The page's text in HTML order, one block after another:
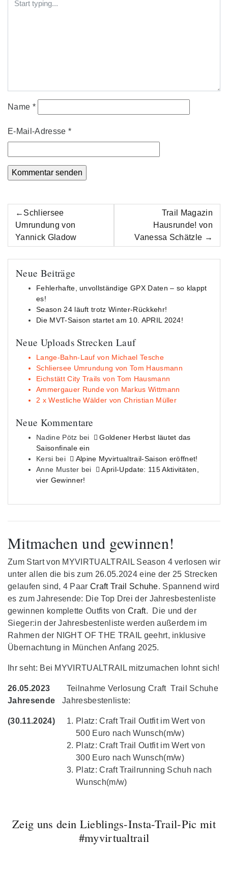
Name *
E-Mail-Adresse *
Beitrags-
Navigation
Schliersee
Umrundung von
Yannick Gladow
Trail Magazin
Hausrunde! von
Vanessa Schätzle
Neue Beiträge
Fehlerhafte, unvollständige GPX Daten – so klappt
es!
Season 24 läuft trotz Winter-Rückkehr!
Die MVT-Saison startet am 10. APRIL 2024!
Neue Uploads Strecken Lauf
Lange-Bahn-Lauf von Michael Tesche
Schliersee Umrundung von Tom Hausmann
Eichstätt City Trails von Tom Hausmann
Ammergauer Runde von Markus Wittmann
2 x Westliche Wälder von Christian Müller
Neue Kommentare
Nadine Pötz bei
Goldener Herbst läutet das
Saisonfinale ein
Kersi bei
Alpine Myvirtualtrail-Saison eröffnet!
Anne Muster bei
April-Update: 115 Aktivitäten,
vier Gewinner!
Mitmachen und gewinnen!
Zum Start von MYVIRTUALTRAIL Season 4 verlosen wir
unter allen die bis zum 26.05.2024 eine der 25 Strecken
gelaufen sind, 4 PaarCraft Trail Schuhe. Spannend wird
es zum Jahresende: Die Top Drei der Jahresbestenliste
gewinnen komplette Outfits von Craft. Die und der
Sieger:in der Jahresbestenliste werden außerdem im
Rahmen der NIGHT OF THE TRAIL geehrt, inklusive
Übernachtung in München Anfang 2025.
Ihr seht: Bei MYVIRTUALTRAIL mitzumachen lohnt sich!
26.05.2023
Teilnahme Verlosung Craft Trail Schuhe
Jahresende
(30.11.2024)
Jahresbestenliste:
Platz: Craft Trail Outfit im Wert von
500 Euro nach Wunsch(m/w)
Platz: Craft Trail Outfit im Wert von
300 Euro nach Wunsch(m/w)
Platz: Craft Trailrunning Schuh nach
Wunsch(m/w)
Zeig uns dein Lieblings-Insta-Trail-Pic mit
#myvirtualtrail